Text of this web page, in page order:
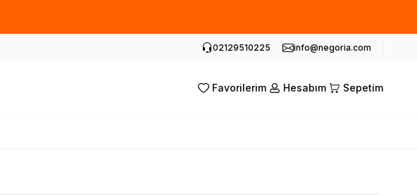
02129510225 info@negoria.com
Favorilerim Hesabım Sepetim